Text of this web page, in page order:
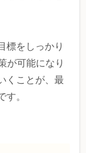
標をしっかり
が可能になり
くことが、最
す。